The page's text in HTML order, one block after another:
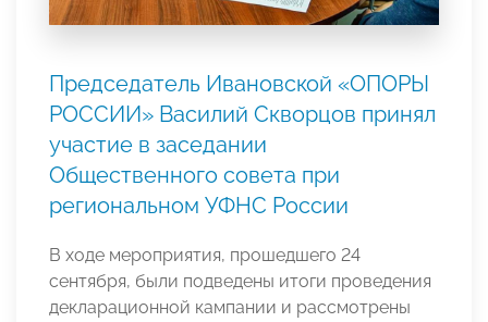
Председатель Ивановской «ОПОРЫ
РОССИИ» Василий Скворцов принял
участие в заседании
Общественного совета при
региональном УФНС России
В ходе мероприятия, прошедшего 24
сентября, были подведены итоги проведения
декларационной кампании и рассмотрены